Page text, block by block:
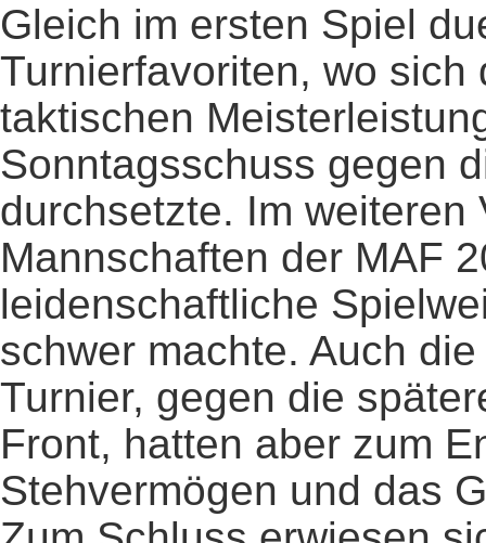
Gleich im ersten Spiel
Turnierfavoriten, wo sich
taktischen
Sonntagsschuss gegen
durchsetzte. Im
Mannschaften der MAF
leidenschaftliche
schwer machte. Auch
Turnier, gegen die
Front, hatten aber zum
Stehvermögen und das